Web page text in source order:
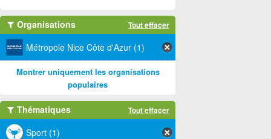
Organisations Tout effacer
Métropole Nice Côte d'Azur (1)
Montrer uniquement les organisations
populaires
Thématiques Tout effacer
Sport (1)